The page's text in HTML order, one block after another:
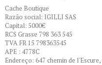
Cache Boutique
Razão social: IGILLI SAS
Capital: 5000€
RCS Grasse 798 363 545
TVA FR 15 798363545
APE : 4778C
Endereço: 647 chemin de